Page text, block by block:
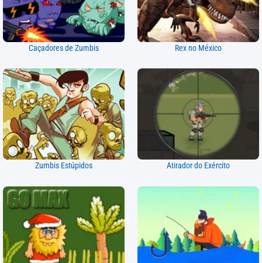
Caçadores de Zumbis Rex no México
Zumbis Estúpidos Atirador do Exército